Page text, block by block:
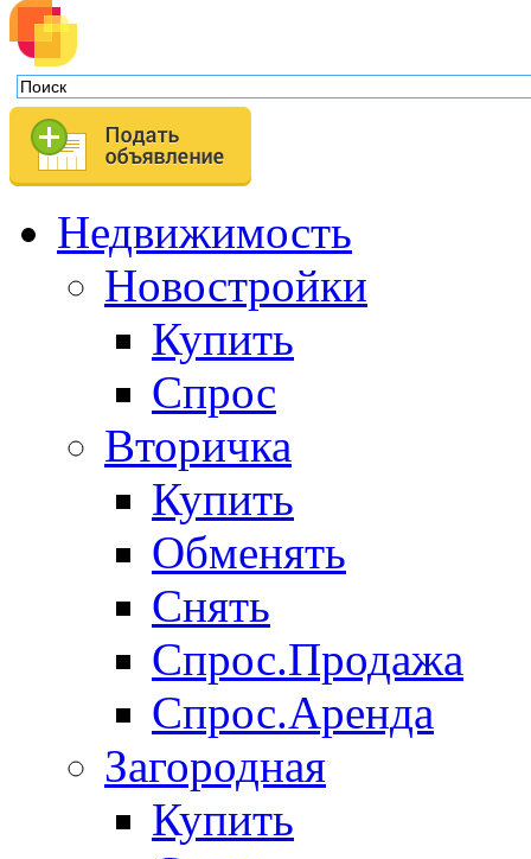
Недвижимость
Новостройки
Купить
Спрос
Вторичка
Купить
Обменять
Снять
Спрос.Продажа
Спрос.Аренда
Загородная
Купить